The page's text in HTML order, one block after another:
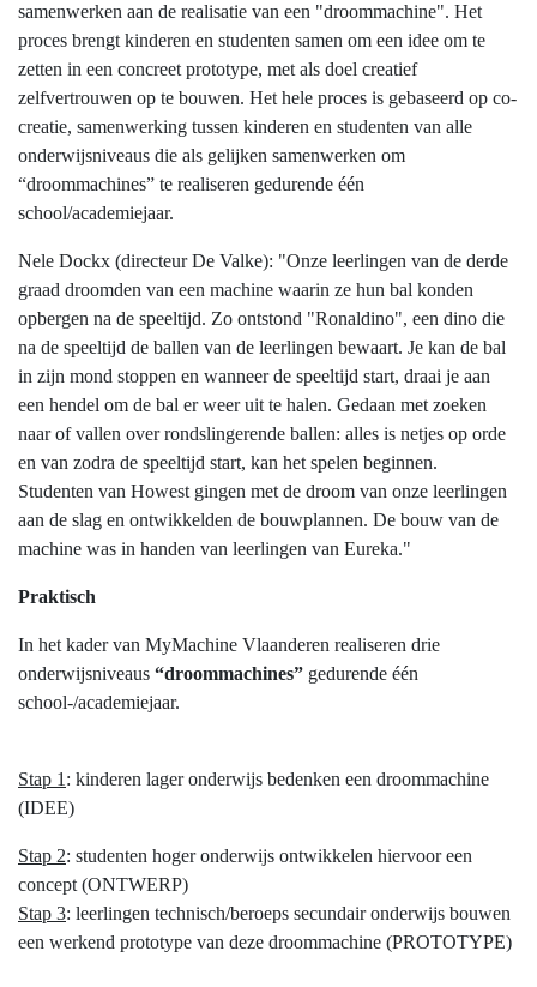
samenwerken aan de realisatie van een "droommachine". Het
proces brengt kinderen en studenten samen om een idee om te
zetten in een concreet prototype, met als doel creatief
zelfvertrouwen op te bouwen. Het hele proces is gebaseerd op co-
creatie, samenwerking tussen kinderen en studenten van alle
onderwijsniveaus die als gelijken samenwerken om
“droommachines” te realiseren gedurende één
school/academiejaar.
Nele Dockx (directeur De Valke): "Onze leerlingen van de derde
graad droomden van een machine waarin ze hun bal konden
opbergen na de speeltijd. Zo ontstond "Ronaldino", een dino die
na de speeltijd de ballen van de leerlingen bewaart. Je kan de bal
in zijn mond stoppen en wanneer de speeltijd start, draai je aan
een hendel om de bal er weer uit te halen. Gedaan met zoeken
naar of vallen over rondslingerende ballen: alles is netjes op orde
en van zodra de speeltijd start, kan het spelen beginnen.
Studenten van Howest gingen met de droom van onze leerlingen
aan de slag en ontwikkelden de bouwplannen. De bouw van de
machine was in handen van leerlingen van Eureka."
Praktisch
In het kader van MyMachine Vlaanderen realiseren drie
onderwijsniveaus “droommachines” gedurende één
school-/academiejaar.
Stap 1 : kinderen lager onderwijs bedenken een droommachine
(IDEE)
Stap 2: studenten hoger onderwijs ontwikkelen hiervoor een
concept (ONTWERP)
Stap 3: leerlingen technisch/beroeps secundair onderwijs bouwen
een werkend prototype van deze droommachine (PROTOTYPE)